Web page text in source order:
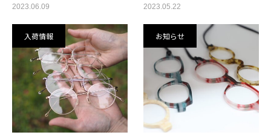
2023.06.09 2023.05.22
入荷情報 お知らせ